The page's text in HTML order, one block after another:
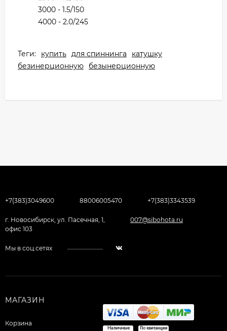
3000 - 1.5/150
4000 - 2.0/245
Теги: купить для спиннинга
катушку
безинерционную
безынерционную
+7(383)3049600 88006005470 +7(383)3343539
г. Новосибирск, ул. Пасечная, 1,
офис 103
007@sibohota.ru
Мы в соц.сетях
МАГАЗИН
Корзина